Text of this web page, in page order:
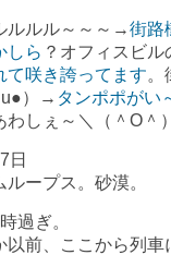
ルルル～～～→街路
しら ？オフィスビ
て咲き誇ってます。
）→ タンポポがい
わしぇ～＼（＾O＾
日
ループス。砂漠。
過ぎ。
以前、ここから列